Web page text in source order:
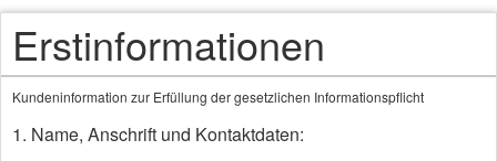
Erstinformationen
Kundeninformation zur Erfüllung der gesetzlichen Informationspflicht
1. Name, Anschrift und Kontaktdaten: